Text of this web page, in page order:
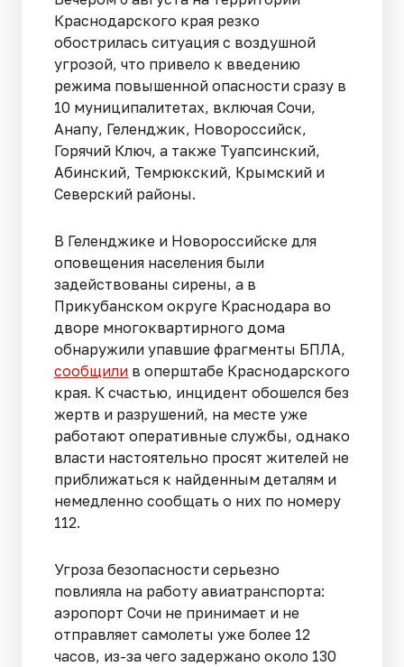
Краснодарского края резко
обострилась ситуация с воздушной
угрозой, что привело к введению
режима повышенной опасности сразу в
10 муниципалитетах, включая Сочи,
Анапу, Геленджик, Новороссийск,
Горячий Ключ, а также Туапсинский,
Абинский, Темрюкский, Крымский и
Северский районы.
В Геленджике и Новороссийске для
оповещения населения были
задействованы сирены, а в
Прикубанском округе Краснодара во
дворе многоквартирного дома
обнаружили упавшие фрагменты БПЛА,
сообщили в оперштабе Краснодарского
края. К счастью, инцидент обошелся без
жертв и разрушений, на месте уже
работают оперативные службы, однако
власти настоятельно просят жителей не
приближаться к найденным деталям и
немедленно сообщать о них по номеру
112.
Угроза безопасности серьезно
повлияла на работу авиатранспорта:
аэропорт Сочи не принимает и не
отправляет самолеты уже более 12
часов, из-за чего задержано около 130